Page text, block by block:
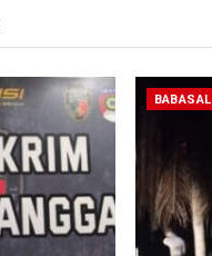
BABASAL